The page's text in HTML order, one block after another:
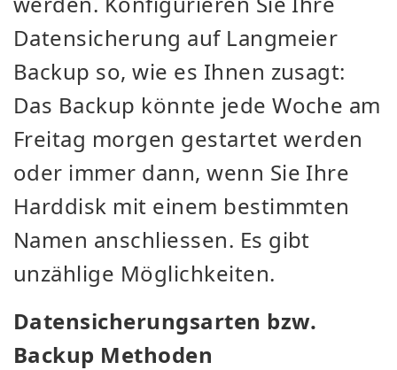
Datensicherung auf Langmeier
Backup so, wie es Ihnen zusagt:
Das Backup könnte jede Woche am
Freitag morgen gestartet werden
oder immer dann, wenn Sie Ihre
Harddisk mit einem bestimmten
Namen anschliessen. Es gibt
unzählige Möglichkeiten.
Datensicherungsarten bzw.
Backup Methoden